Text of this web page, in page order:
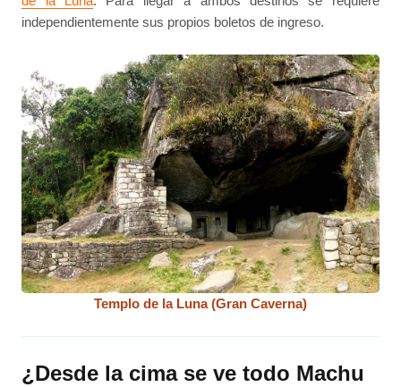
independientemente sus propios boletos de ingreso.
Templo de la Luna (Gran Caverna)
¿Desde la cima se ve todo Machu